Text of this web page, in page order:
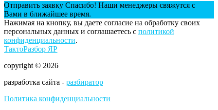
Отправить заявку Спасибо! Наши менеджеры свяжутся с
Вами в ближайшее время.
Нажимая на кнопку, вы даете согласие на обработку своих
персональных данных и соглашаетесь с политикой
конфиденциальности.
ТактоРазбор ЯР
copyright © 2026
разработка сайта - разбиратор
Политика конфиденциальности